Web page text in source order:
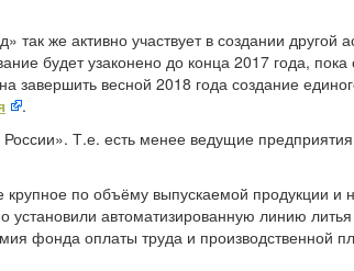
же активно участвует в создании другой
будет узаконено до конца 2017 года, пока
весной 2018 года создание
.
Т.е. есть менее ведущие
по объёму выпускаемой продукции и
установили автоматизированную линию
фонда оплаты труда и производственной